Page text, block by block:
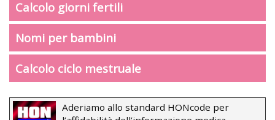
Calcolo giorni fertili
Nomi per bambini
Calcolo ciclo mestruale
Aderiamo allo standard HONcode per